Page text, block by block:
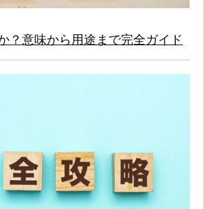
？意味から用途まで完全ガイド